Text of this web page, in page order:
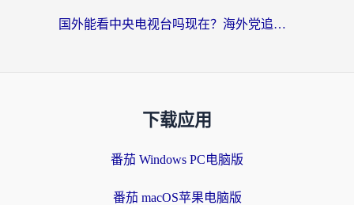
国外能看中央电视台吗现在？海外党追剧看央视的实用指南
下载应用
番茄 Windows PC电脑版
番茄 macOS苹果电脑版